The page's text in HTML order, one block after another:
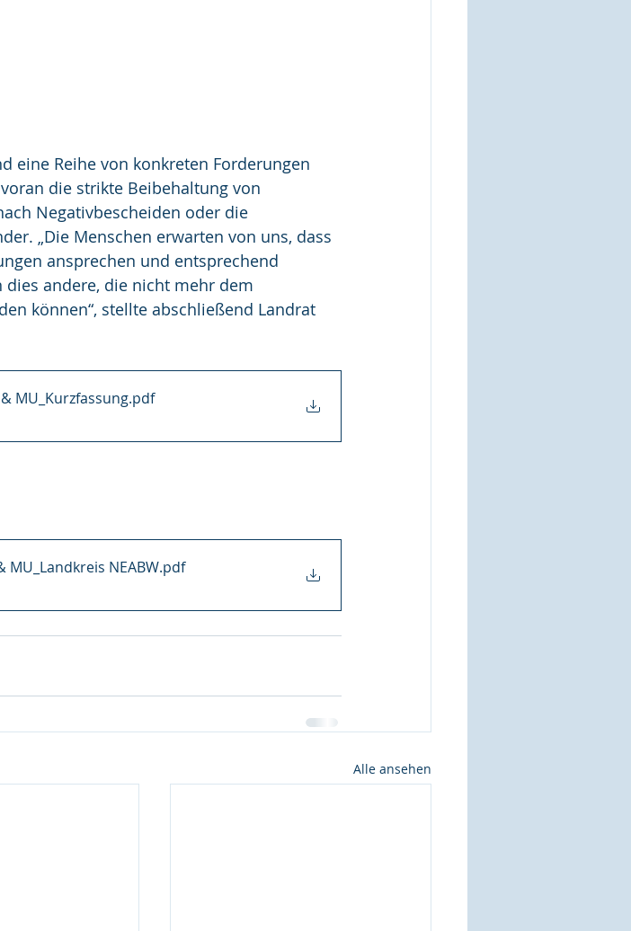
eine Reihe von konkreten Forderungen
die strikte Beibehaltung von
Negativbescheiden oder die
„Die Menschen erwarten von uns, dass
ansprechen und entsprechend
andere, die nicht mehr dem
können“, stellte abschließend Landrat
MU_Kurzfassung.pdf
NEABW.pdf
Alle ansehen